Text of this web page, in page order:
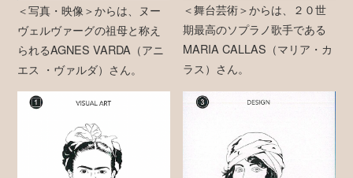
＜写真・映像＞からは、ヌー
ヴェルヴァーグの祖母と称え
られるAGNES VARDA（アニ
エス ・ヴァルダ）さん。
＜舞台芸術＞からは、２０世
期最高のソプラノ歌手である
MARIA CALLAS（マリア・カ
ラス）さん。